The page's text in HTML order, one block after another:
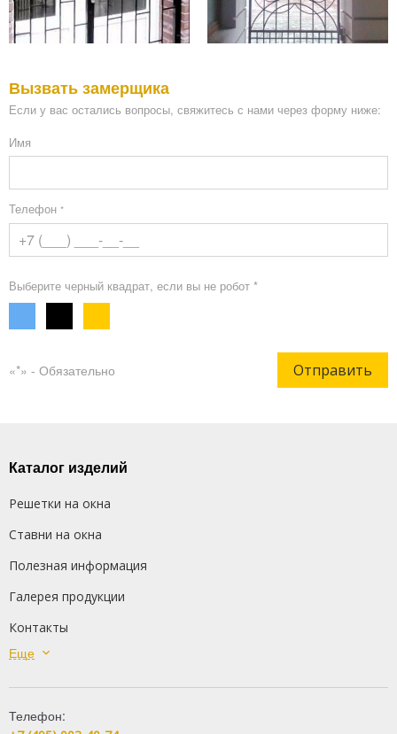
Вызвать замерщика
Если у вас остались вопросы, свяжитесь с нами через форму ниже:
Имя
Телефон *
Выберите черный квадрат, если вы не робот *
«*» - Обязательно Отправить
Каталог изделий
Решетки на окна
Ставни на окна
Полезная информация
Галерея продукции
Контакты
Сварные решетки
Кованые решетки
Распашные решетки
Еще
Телефон: